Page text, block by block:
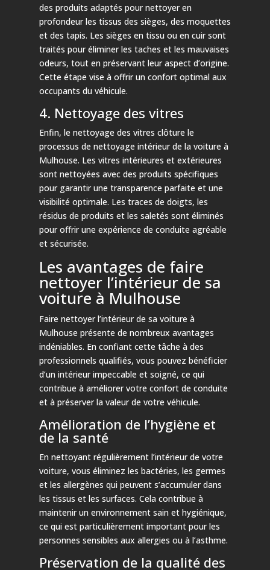
des produits adaptés pour nettoyer en
profondeur les tissus des sièges, des moquettes
et des tapis. Les sièges en tissu ou en cuir sont
traités pour éliminer les taches et les mauvaises
odeurs, tout en préservant leur aspect d’origine.
Cette étape vise à offrir un confort optimal aux
occupants du véhicule.
4. Nettoyage des vitres
Enfin, le nettoyage des vitres clôture le
processus de nettoyage intérieur de la voiture à
Mulhouse. Les vitres intérieures et extérieures
sont nettoyées avec des produits spécifiques
pour garantir une transparence parfaite et une
visibilité optimale. Les traces de doigts, les
résidus de produits et les saletés sont éliminés
pour offrir une expérience de conduite agréable
et sécurisée.
Les avantages de faire
nettoyer l’intérieur de sa
voiture à Mulhouse
Faire nettoyer l’intérieur de sa voiture à
Mulhouse présente de nombreux avantages
indéniables. En confiant cette tâche à des
professionnels qualifiés, vous pouvez bénéficier
d’un intérieur impeccable et soigné, ce qui
contribue à améliorer votre confort de conduite
et à préserver la valeur de votre véhicule.
Amélioration de l’hygiène et
de la santé
En nettoyant régulièrement l’intérieur de votre
voiture, vous éliminez les bactéries, les germes
et les allergènes qui peuvent s’accumuler dans
les tissus et les surfaces. Cela contribue à
maintenir un environnement sain et hygiénique,
ce qui est particulièrement important pour les
personnes sensibles aux allergies ou à l’asthme.
Préservation de la qualité des